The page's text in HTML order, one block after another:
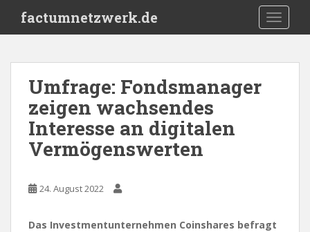
i
factumnetzwerk.de
Umfrage: Fondsmanager
zeigen wachsendes
Interesse an digitalen
Vermögenswerten
24. August 2022
Das Investmentunternehmen Coinshares befragt